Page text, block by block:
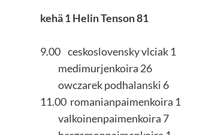
kehä 1 Helin Tenson 81
9.00 ceskoslovensky vlciak 1
medimurjenkoira 26
owczarek podhalanski 6
11.00 romanianpaimenkoira 1
valkoinenpaimenkoira 7